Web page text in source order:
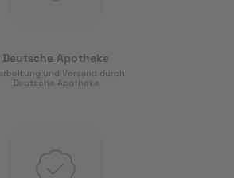
Deutsche Apotheke
und Versand durch
Deutsche Apotheke